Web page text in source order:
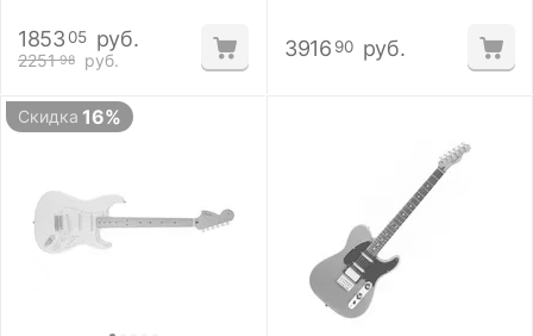
2251 98 руб.
1853 05 руб. 3916 90 руб.
Скидка 16%